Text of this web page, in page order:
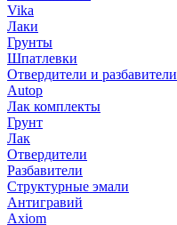
Vika
Лаки
Грунты
Шпатлевки
Отвердители и разбавители
Autop
Лак комплекты
Грунт
Лак
Отвердители
Разбавители
Структурные эмали
Антигравий
Axiom